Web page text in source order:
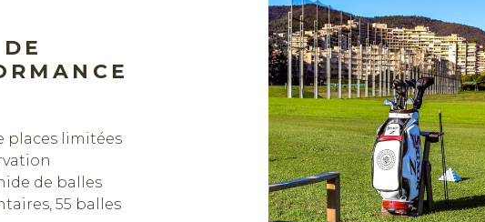
places limitées
de balles
55 balles